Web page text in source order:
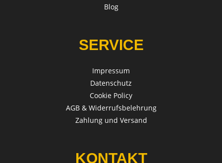
Blog
SERVICE
Impressum
Datenschutz
Cookie Policy
AGB & Widerrufsbelehrung
Zahlung und Versand
KONTAKT